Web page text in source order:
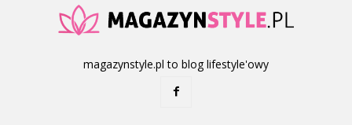
magazynstyle.pl to blog lifestyle'owy